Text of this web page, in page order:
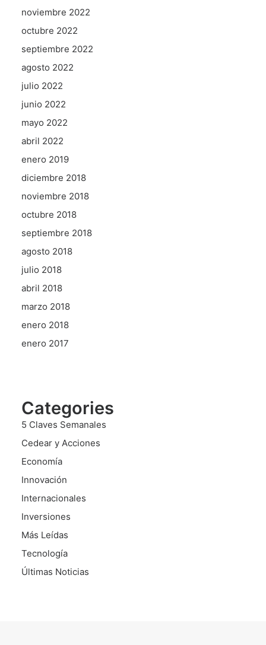
noviembre 2022
octubre 2022
septiembre 2022
agosto 2022
julio 2022
junio 2022
mayo 2022
abril 2022
enero 2019
diciembre 2018
noviembre 2018
octubre 2018
septiembre 2018
agosto 2018
julio 2018
abril 2018
marzo 2018
enero 2018
enero 2017
Categories
5 Claves Semanales
Cedear y Acciones
Economía
Innovación
Internacionales
Inversiones
Más Leídas
Tecnología
Últimas Noticias